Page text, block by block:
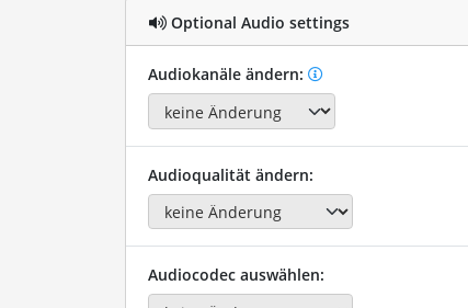
Optional Audio settings
Audiokanäle ändern:
Audioqualität ändern:
Audiocodec auswählen: